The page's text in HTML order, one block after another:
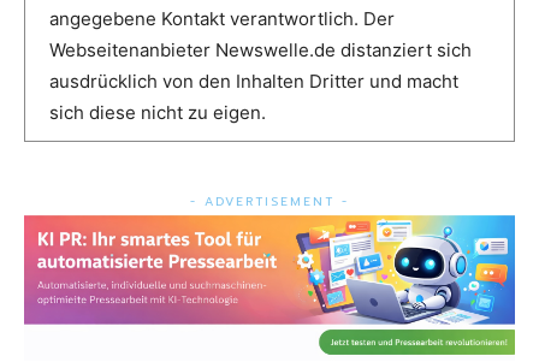
angegebene Kontakt verantwortlich. Der
Webseitenanbieter Newswelle.de distanziert sich
ausdrücklich von den Inhalten Dritter und macht
sich diese nicht zu eigen.
- ADVERTISEMENT -